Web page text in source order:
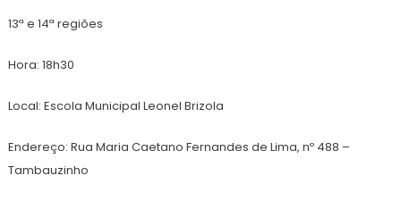
13ª e 14ª regiões
Hora: 18h30
Local: Escola Municipal Leonel Brizola
Endereço: Rua Maria Caetano Fernandes de Lima, nº 488 –
Tambauzinho